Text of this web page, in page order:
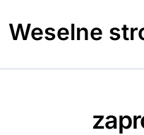
to
content
Weselne